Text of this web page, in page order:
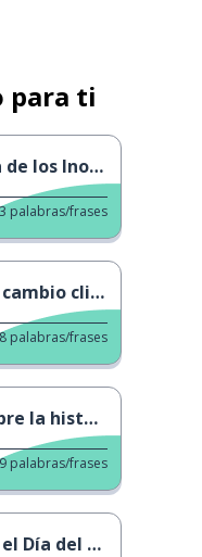
para ti
Inocentes
palabras/frases
climático
palabras/frases
LGBT?
palabras/frases
por el mundo